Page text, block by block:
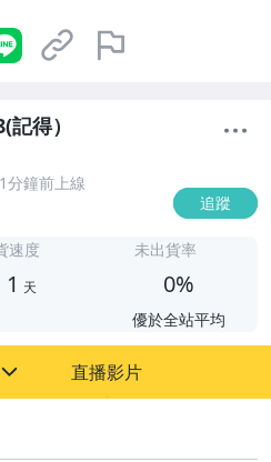
得）
分鐘前上線
追蹤
速度
1 天
未出貨率
0%
優於全站平均
直播影片